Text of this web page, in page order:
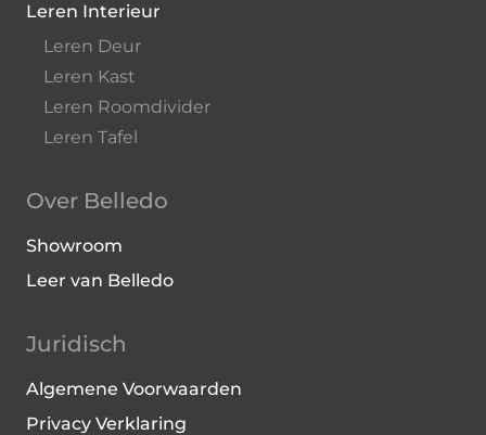
Leren Interieur
Leren Deur
Leren Kast
Leren Roomdivider
Leren Tafel
Over Belledo
Showroom
Leer van Belledo
Juridisch
Algemene Voorwaarden
Privacy Verklaring